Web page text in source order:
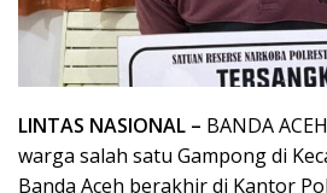
LINTAS NASIONAL – BANDA
warga salah satu Gampong di
Banda Aceh berakhir di Kantor